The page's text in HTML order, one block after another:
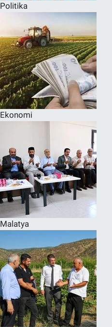
Politika
Ekonomi
Malatya